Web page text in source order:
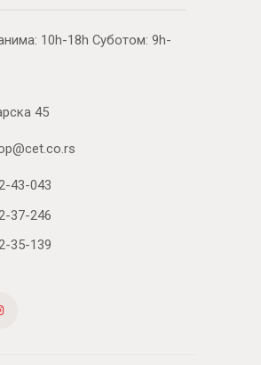
10h-18h Суботом: 9h-
45
43-043
37-246
35-139